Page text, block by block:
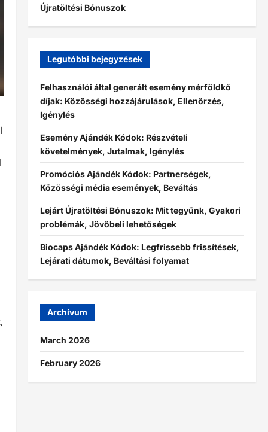
Újratöltési Bónuszok
Legutóbbi bejegyzések
Felhasználói által generált esemény mérföldkő
díjak: Közösségi hozzájárulások, Ellenőrzés,
Igénylés
Esemény Ajándék Kódok: Részvételi
követelmények, Jutalmak, Igénylés
Promóciós Ajándék Kódok: Partnerségek,
Közösségi média események, Beváltás
Lejárt Újratöltési Bónuszok: Mit tegyünk, Gyakori
problémák, Jövőbeli lehetőségek
Biocaps Ajándék Kódok: Legfrissebb frissítések,
Lejárati dátumok, Beváltási folyamat
Archívum
March 2026
February 2026